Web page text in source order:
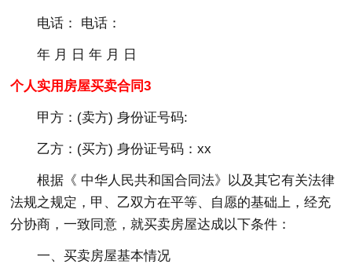
电话： 电话：
年 月 日 年 月 日
个人实用房屋买卖合同3
甲方：(卖方) 身份证号码:
乙方：(买方) 身份证号码：xx
根据《 中华人民共和国合同法》以及其它有关法律
法规之规定，甲、乙双方在平等、自愿的基础上，经充
分协商，一致同意，就买卖房屋达成以下条件：
一、买卖房屋基本情况